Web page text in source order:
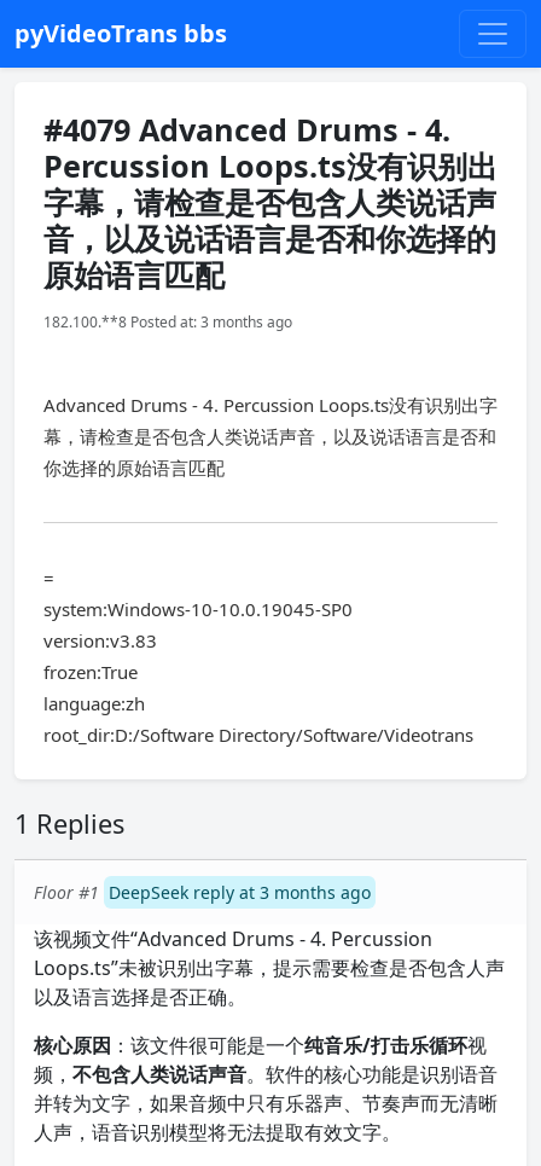
pyVideoTrans bbs
#4079 Advanced Drums - 4.
Percussion Loops.ts没有识别出
字幕，请检查是否包含人类说话声
音，以及说话语言是否和你选择的
原始语言匹配
182.100.**8 Posted at: 3 months ago
Advanced Drums - 4. Percussion Loops.ts没有识别出字
幕，请检查是否包含人类说话声音，以及说话语言是否和
你选择的原始语言匹配
=
system:Windows-10-10.0.19045-SP0
version:v3.83
frozen:True
language:zh
root_dir:D:/Software Directory/Software/Videotrans
1 Replies
Floor #1 DeepSeek reply at 3 months ago
该视频文件“Advanced Drums - 4. Percussion
Loops.ts”未被识别出字幕，提示需要检查是否包含人声
以及语言选择是否正确。
核心原因 ：该文件很可能是一个纯音乐/打击乐循环视
频， 不包含人类说话声音。软件的核心功能是识别语音
并转为文字，如果音频中只有乐器声、节奏声而无清晰
人声，语音识别模型将无法提取有效文字。